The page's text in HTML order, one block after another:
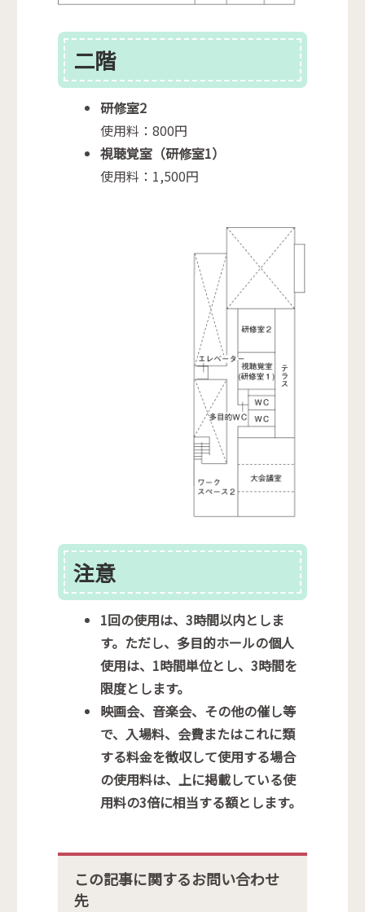
二階
研修室2
使用料：800円
視聴覚室（研修室1）
使用料：1,500円
注意
1回の使用は、3時間以内としま
す。ただし、多目的ホールの個人
使用は、1時間単位とし、3時間を
限度とします。
映画会、音楽会、その他の催し等
で、入場料、会費またはこれに類
する料金を徴収して使用する場合
の使用料は、上に掲載している使
用料の3倍に相当する額とします。
この記事に関するお問い合わせ
先